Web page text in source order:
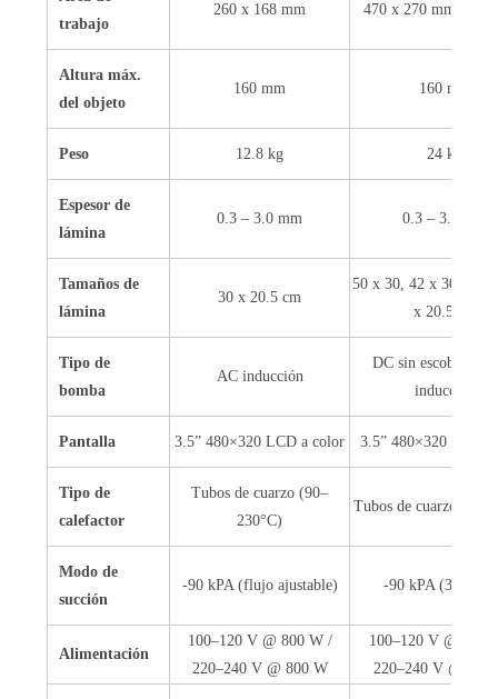
trabajo
260 x 168 mm 470 x 270 mm
Altura máx.
del objeto
160 mm 160 mm
Peso 12.8 kg 24 kg
Espesor de
lámina
0.3 – 3.0 mm 0.3 – 3.0 mm
Tamaños de
lámina
30 x 20.5 cm
50 x 30, 42 x 30, 30 x
x 20.5 cm
Tipo de
bomba
AC inducción
DC sin escobillas +
inducción
Pantalla 3.5” 480×320 LCD a color 3.5” 480×320 LCD a
Tipo de
calefactor
Tubos de cuarzo (90–
230°C)
Tubos de cuarzo
Modo de
succión
-90 kPA (flujo ajustable) -90 kPA (3
Alimentación
100–120 V @ 800 W /
220–240 V @ 800 W
100–120 V @
220–240 V @